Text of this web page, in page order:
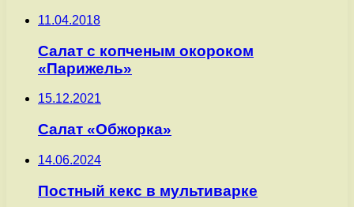
11.04.2018
Салат с копченым окороком
«Парижель»
15.12.2021
Салат «Обжорка»
14.06.2024
Постный кекс в мультиварке